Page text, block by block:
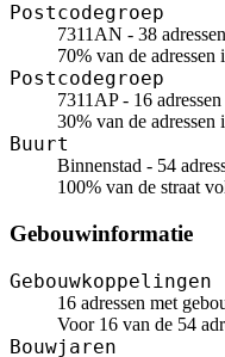
Postcodegroep
7311AN - 38 adressen
70% van de adressen
Postcodegroep
7311AP - 16 adressen
30% van de adressen
Buurt
Binnenstad - 54
100% van de straat
Gebouwinformatie
Gebouwkoppelingen
16 adressen met
Voor 16 van de 54
Bouwjaren